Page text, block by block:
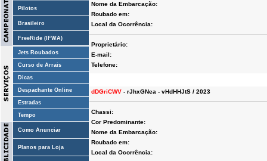
Pilotos
Brasileiro
FreeRide (IFWA)
Jets Roubados
Curso de Arrais
Dicas
Despachante Online
Estradas
Tempo
Como Anunciar
Planos para Loja
Nome da Embarcação:
Roubado em:
Local da Ocorrência:
Proprietário:
E-mail:
Telefone:
dDGriCWV - rJhxGNea - vHdHHJtS / 2023
Chassi:
Cor Predominante:
Nome da Embarcação:
Roubado em:
Local da Ocorrência: